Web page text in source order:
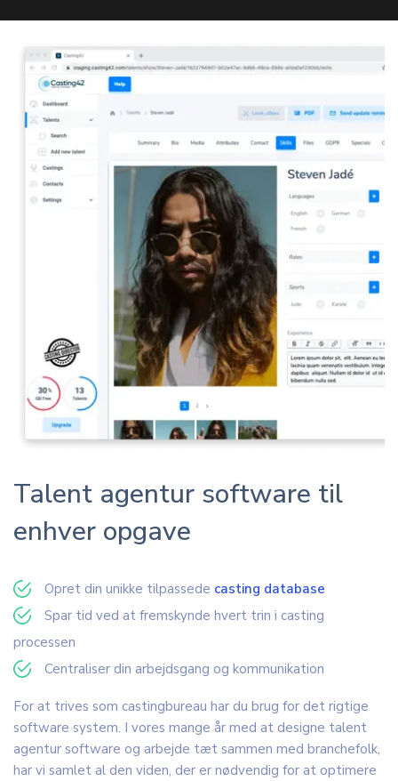
Talent agentur software til
enhver opgave
Opret din unikke tilpassede casting database
Spar tid ved at fremskynde hvert trin i casting
processen
Centraliser din arbejdsgang og kommunikation
For at trives som castingbureau har du brug for det rigtige
software system. I vores mange år med at designe talent
agentur software og arbejde tæt sammen med branchefolk,
har vi samlet al den viden, der er nødvendig for at optimere